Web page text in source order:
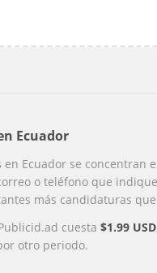
Ecuador
en Ecuador se
o teléfono que
más candidaturas
cuesta $1.99 USD
otro periodo.